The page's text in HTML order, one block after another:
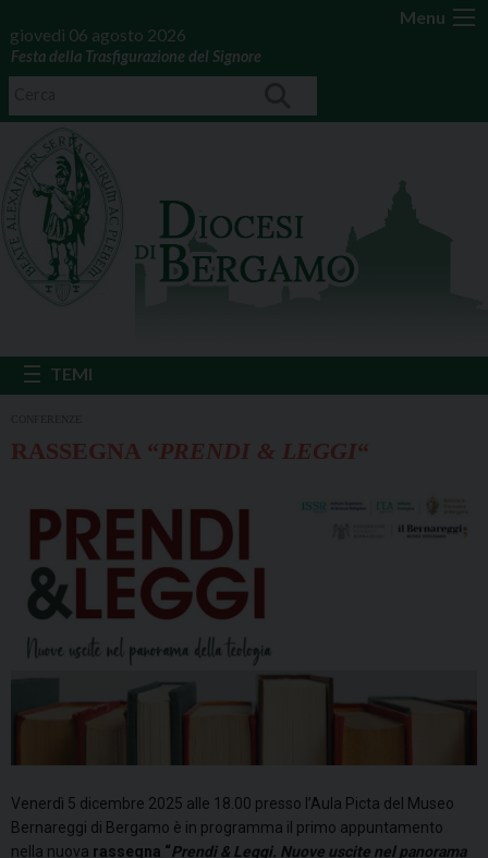
Menu
giovedì 06 agosto 2026
Festa della Trasfigurazione del Signore
RASSEGNA “PRENDI & LEGGI“
Venerdì 5 dicembre 2025 alle 18.00 presso l’Aula Picta del Museo
Bernareggi di Bergamo è in programma il primo appuntamento
nella nuova rassegna “Prendi & Leggi. Nuove uscite nel panorama